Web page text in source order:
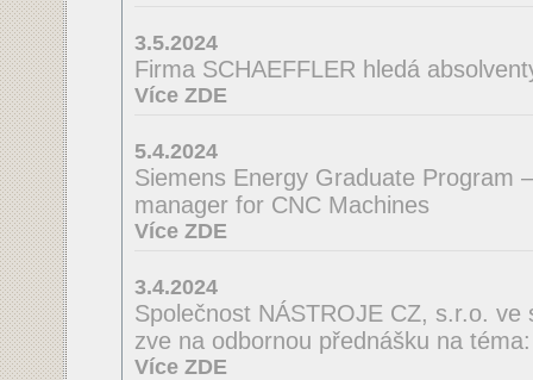
3.5.2024
Firma SCHAEFFLER hledá
Více ZDE
5.4.2024
Siemens Energy Graduate Program
manager for CNC Machines
Více ZDE
3.4.2024
Společnost NÁSTROJE CZ, s.r.o. ve
zve na odbornou přednášku na
Více ZDE